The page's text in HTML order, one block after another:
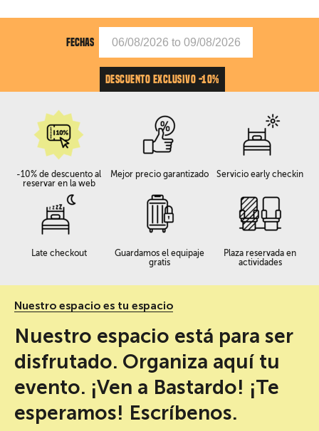
FECHAS
DESCUENTO EXCLUSIVO -10%
-10% de descuento al
reservar en la web
Mejor precio garantizado Servicio early checkin
Late checkout
Guardamos el equipaje
gratis
Plaza reservada en
actividades
Nuestro espacio es tu espacio
Nuestro espacio está para ser
disfrutado. Organiza aquí tu
evento. ¡Ven a Bastardo! ¡Te
esperamos! Escríbenos.